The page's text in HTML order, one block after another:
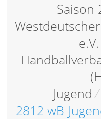
Saison
Jugend /
2812 wB-